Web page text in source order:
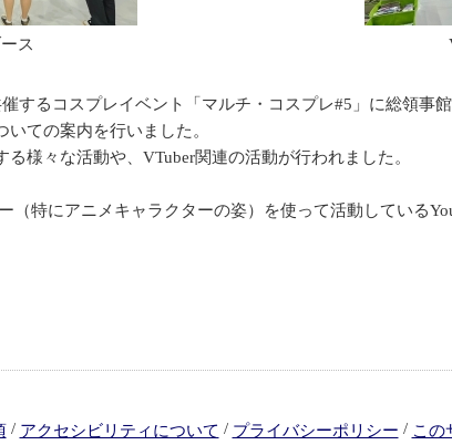
ス
るコスプレイベント「マルチ・コスプレ#5」に総領事
ての案内を行いました。
々な活動や、VTuber関連の活動が行われました。
特にアニメキャラクターの姿）を使って活動している
/ アクセシビリティについて / プライバシーポリシー / この